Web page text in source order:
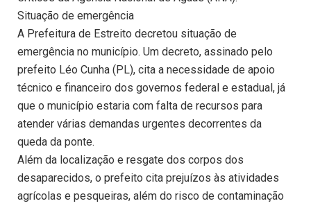
Situação de emergência
A Prefeitura de Estreito decretou situação de
emergência no município. Um decreto, assinado pelo
prefeito Léo Cunha (PL), cita a necessidade de apoio
técnico e financeiro dos governos federal e estadual, já
que o município estaria com falta de recursos para
atender várias demandas urgentes decorrentes da
queda da ponte.
Além da localização e resgate dos corpos dos
desaparecidos, o prefeito cita prejuízos às atividades
agrícolas e pesqueiras, além do risco de contaminação